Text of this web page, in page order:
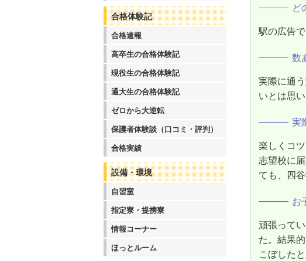
合格体験記
合格速報
高卒生の合格体験記
現役生の合格体験記
通大生の合格体験記
ゼロから大逆転
保護者体験談（口コミ・評判）
合格実績
設備・環境
自習室
指定寮・提携寮
情報コーナー
ほっとルーム
ど
駅の広告
数
実際に通
いとは思
実
楽しくコ
志望校に
ても、四
お
頑張って
た。結果
こぼした